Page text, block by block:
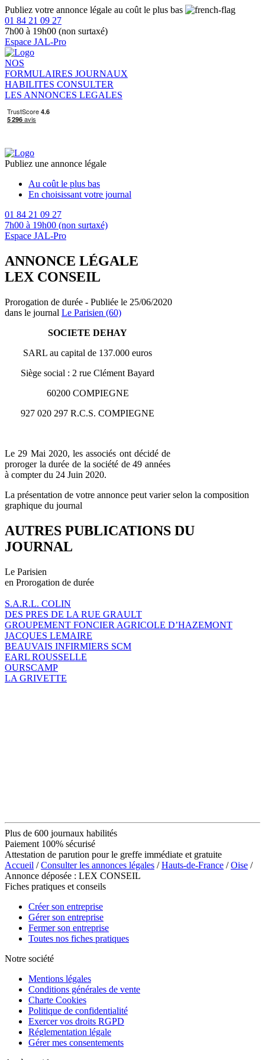
Publiez votre annonce légale au coût le plus bas
01 84 21 09 27
7h00 à 19h00 (non surtaxé)
Espace JAL-Pro
NOS
FORMULAIRES JOURNAUX
HABILITES CONSULTER
LES ANNONCES LEGALES
Publiez une annonce légale
Au coût le plus bas
En choisissant votre journal
01 84 21 09 27
7h00 à 19h00 (non surtaxé)
Espace JAL-Pro
ANNONCE LÉGALE
LEX CONSEIL
Prorogation de durée - Publiée le 25/06/2020
dans le journal Le Parisien (60)
SOCIETE DEHAY
SARL au capital de 137.000 euros
Siège social : 2 rue Clément Bayard
60200 COMPIEGNE
927 020 297 R.C.S. COMPIEGNE
Le 29 Mai 2020, les associés ont décidé de
proroger la durée de la société de 49 années
à compter du 24 Juin 2020.
La présentation de votre annonce peut varier selon la composition
graphique du journal
AUTRES PUBLICATIONS DU
JOURNAL
Le Parisien
en Prorogation de durée
S.A.R.L. COLIN
DES PRES DE LA RUE GRAULT
GROUPEMENT FONCIER AGRICOLE D’HAZEMONT
JACQUES LEMAIRE
BEAUVAIS INFIRMIERS SCM
EARL ROUSSELLE
OURSCAMP
LA GRIVETTE
Plus de 600 journaux habilités
Paiement 100% sécurisé
Attestation de parution pour le greffe immédiate et gratuite
Accueil /Consulter les annonces légales /Hauts-de-France /Oise /
Annonce déposée : LEX CONSEIL
Fiches pratiques et conseils
Créer son entreprise
Gérer son entreprise
Fermer son entreprise
Toutes nos fiches pratiques
Notre société
Mentions légales
Conditions générales de vente
Charte Cookies
Politique de confidentialité
Exercer vos droits RGPD
Réglementation légale
Gérer mes consentements